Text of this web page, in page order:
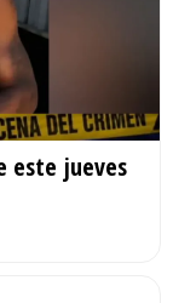
este jueves